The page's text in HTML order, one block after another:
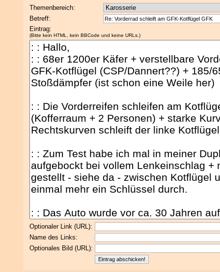
Themenbereich:
Betreff:
Eintrag:
(Bitte kein HTML, kein BBCode und keine URLs.)
Optionaler Link (URL):
Name des Links:
Optionales Bild (URL):